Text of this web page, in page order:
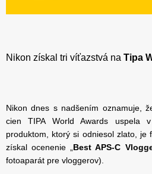
Nikon získal tri víťazstvá na Tipa
Nikon dnes s nadšením oznamuje,
cien TIPA World Awards uspela
produktom, ktorý si odniesol zlato, je
získal ocenenie „ Best APS-C
fotoaparát pre vloggerov).